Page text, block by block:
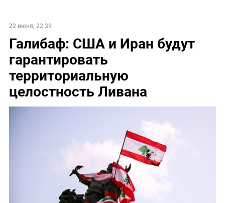
22 июня, 22:39
Галибаф: США и Иран будут
гарантировать
территориальную
целостность Ливана